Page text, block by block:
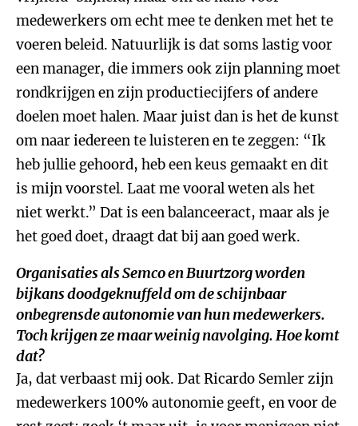
medewerkers om echt mee te denken met het te
voeren beleid. Natuurlijk is dat soms lastig voor
een manager, die immers ook zijn planning moet
rondkrijgen en zijn productiecijfers of andere
doelen moet halen. Maar juist dan is het de kunst
om naar iedereen te luisteren en te zeggen: “Ik
heb jullie gehoord, heb een keus gemaakt en dit
is mijn voorstel. Laat me vooral weten als het
niet werkt.” Dat is een balanceeract, maar als je
het goed doet, draagt dat bij aan goed werk.
Organisaties als Semco en Buurtzorg worden
bijkans doodgeknuffeld om de schijnbaar
onbegrensde autonomie van hun medewerkers.
Toch krijgen ze maar weinig navolging. Hoe komt
dat?
Ja, dat verbaast mij ook. Dat Ricardo Semler zijn
medewerkers 100% autonomie geeft, en voor de